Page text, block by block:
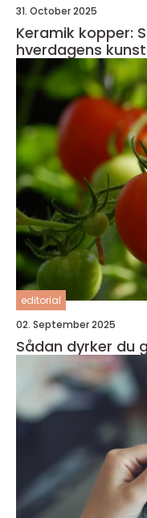
31. October 2025
Keramik kopper:
hverdagens
editorial
02. September 2025
Sådan dyrker du